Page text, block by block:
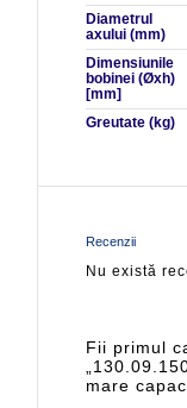
Diametrul
axului (mm)
Dimensiunile
bobinei (Øxh)
[mm]
Greutate (kg)
Recenzii
Nu există
Fii primul
mare